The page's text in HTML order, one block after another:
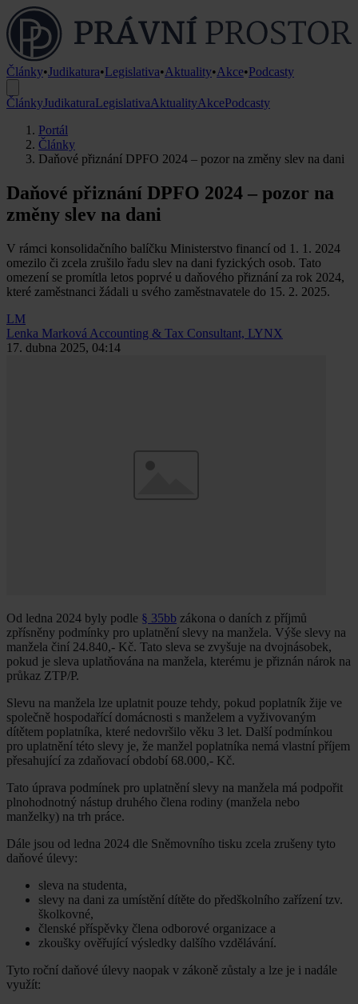
Články•Judikatura•Legislativa•Aktuality•Akce•Podcasty
ČlánkyJudikaturaLegislativaAktualityAkcePodcasty
Portál
Články
Daňové přiznání DPFO 2024 – pozor na změny slev na dani
Daňové přiznání DPFO 2024 – pozor na
změny slev na dani
V rámci konsolidačního balíčku Ministerstvo financí od 1. 1. 2024
omezilo či zcela zrušilo řadu slev na dani fyzických osob. Tato
omezení se promítla letos poprvé u daňového přiznání za rok 2024,
které zaměstnanci žádali u svého zaměstnavatele do 15. 2. 2025.
LM
Lenka Marková Accounting & Tax Consultant, LYNX
17. dubna 2025, 04:14
Od ledna 2024 byly podle § 35bb zákona o daních z příjmů
zpřísněny podmínky pro uplatnění slevy na manžela. Výše slevy na
manžela činí 24.840,- Kč. Tato sleva se zvyšuje na dvojnásobek,
pokud je sleva uplatňována na manžela, kterému je přiznán nárok na
průkaz ZTP/P.
Slevu na manžela lze uplatnit pouze tehdy, pokud poplatník žije ve
společně hospodařící domácnosti s manželem a vyživovaným
dítětem poplatníka, které nedovršilo věku 3 let. Další podmínkou
pro uplatnění této slevy je, že manžel poplatníka nemá vlastní příjem
přesahující za zdaňovací období 68.000,- Kč.
Tato úprava podmínek pro uplatnění slevy na manžela má podpořit
plnohodnotný nástup druhého člena rodiny (manžela nebo
manželky) na trh práce.
Dále jsou od ledna 2024 dle Sněmovního tisku zcela zrušeny tyto
daňové úlevy:
sleva na studenta,
slevy na dani za umístění dítěte do předškolního zařízení tzv.
školkovné,
členské příspěvky člena odborové organizace a
zkoušky ověřující výsledky dalšího vzdělávání.
Tyto roční daňové úlevy naopak v zákoně zůstaly a lze je i nadále
využít: